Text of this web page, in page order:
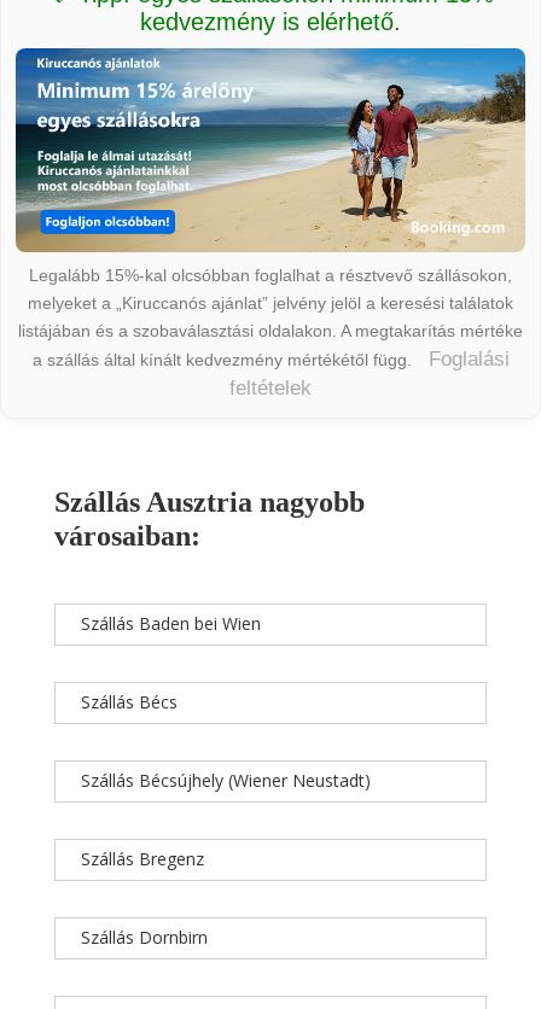
kedvezmény is elérhető.
Legalább 15%-kal olcsóbban foglalhat a résztvevő szállásokon,
melyeket a „Kiruccanós ajánlat” jelvény jelöl a keresési találatok
listájában és a szobaválasztási oldalakon. A megtakarítás mértéke
a szállás által kínált kedvezmény mértékétől függ.
Foglalási
feltételek
Szállás Ausztria nagyobb
városaiban:
Szállás Baden bei Wien
Szállás Bécs
Szállás Bécsújhely (Wiener Neustadt)
Szállás Bregenz
Szállás Dornbirn